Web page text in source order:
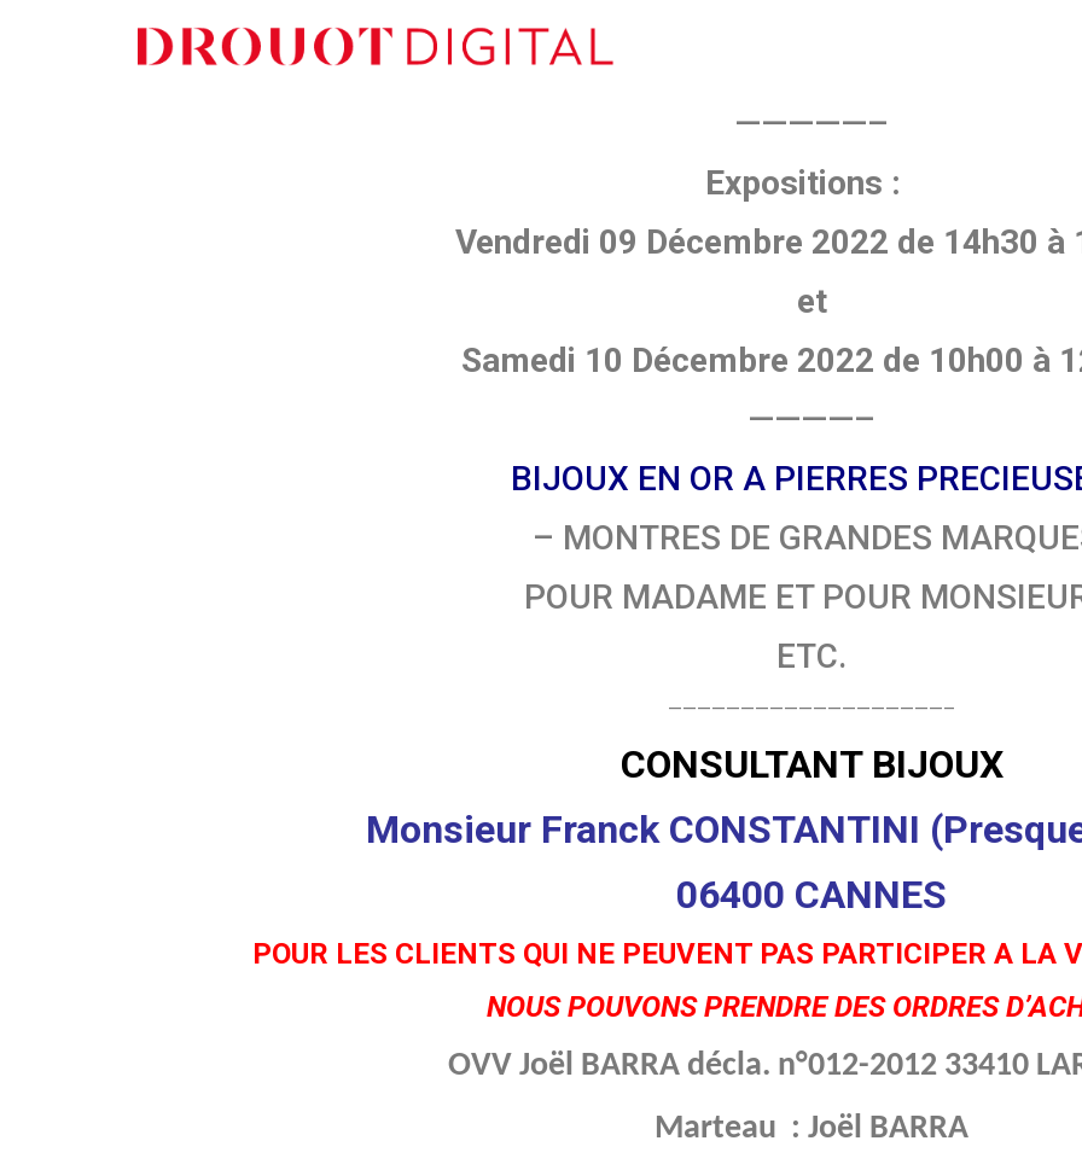
—————–
Expositions :
Vendredi 09 Décembre 2022 de 14h30 à
et
Samedi 10 Décembre 2022 de 10h00 à
————–
BIJOUX EN OR A PIERRES
– MONTRES DE GRANDES
POUR MADAME ET POUR
ETC.
———————————————————–
CONSULTANT BIJOUX
Monsieur Franck CONSTANTINI
06400 CANNES
POUR LES CLIENTS QUI NE PEUVENT PAS PARTICIPER A LA
NOUS POUVONS PRENDRE DES ORDRES
OVV Joël BARRA décla. n°012-2012 33410
Marteau : Joël BARRA